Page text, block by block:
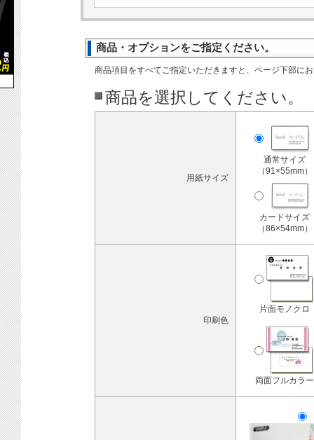
商品・オプションをご指定ください。
商品項目をすべてご指定いただきますと、ページ下部に
商品を選択してください。
用紙サイズ
通常サイズ
（91×55mm）
カードサイズ
（86×54mm）
印刷色
片面モノクロ
両面フルカラー